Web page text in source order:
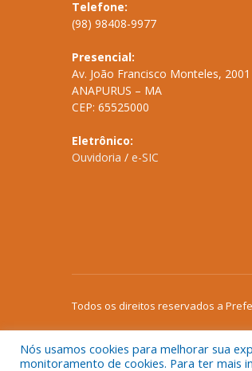
Telefone:
(98) 98408-9977
Presencial:
Av. João Francisco Monteles,
ANAPURUS – MA
CEP: 65525000
Eletrônico:
Ouvidoria / e-SIC
Todos os direitos reservados a
Nós usamos cookies para melhorar sua
monitoramento de cookies. Para ter mais